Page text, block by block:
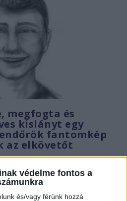
védelme fontos a
és/vagy férünk hozzá
megfogta és
kislányt egy
fantomkép
az elkövetőt
hétfő
az ismeretlen elkövető
egy 12 éves kislányt. Az...